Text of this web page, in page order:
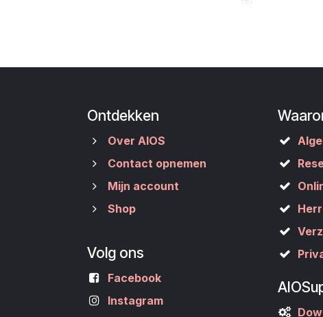
Ontdekken
Over AIOS
Contact opnemen
Mijn account
Shop
Volg ons
Facebook
Instagram